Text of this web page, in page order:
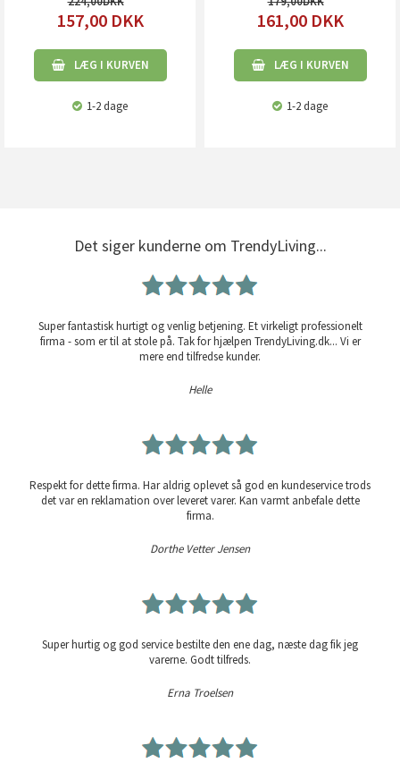
157,00 DKK
LÆG I KURVEN
1-2 dage
161,00 DKK
LÆG I KURVEN
1-2 dage
Det siger kunderne om TrendyLiving...
Super fantastisk hurtigt og venlig betjening. Et virkeligt professionelt
firma - som er til at stole på. Tak for hjælpen TrendyLiving.dk... Vi er
mere end tilfredse kunder.
Helle
Respekt for dette firma. Har aldrig oplevet så god en kundeservice trods
det var en reklamation over leveret varer. Kan varmt anbefale dette
firma.
Dorthe Vetter Jensen
Super hurtig og god service bestilte den ene dag, næste dag fik jeg
varerne. Godt tilfreds.
Erna Troelsen